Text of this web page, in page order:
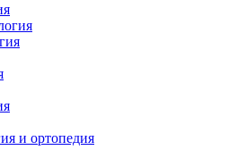
и ортопедия